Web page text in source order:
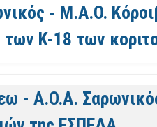
- Μ.Α.Ο.
των Κ-18 των
- Α.Ο.Α.